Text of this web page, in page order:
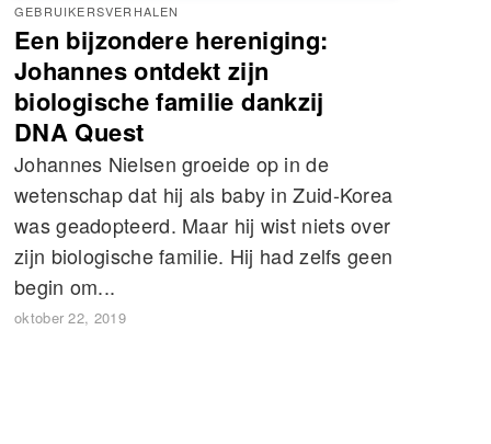
GEBRUIKERSVERHALEN
Een bijzondere hereniging:
Johannes ontdekt zijn
biologische familie dankzij
DNA Quest
Johannes Nielsen groeide op in de
wetenschap dat hij als baby in Zuid-Korea
was geadopteerd. Maar hij wist niets over
zijn biologische familie. Hij had zelfs geen
begin om...
oktober 22, 2019